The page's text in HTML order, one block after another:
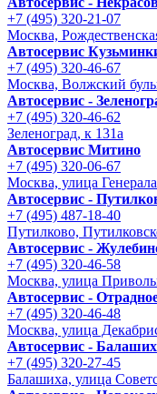
+7 (495) 320-21-07
Москва,
Автосервис
+7 (495) 320-46-67
Москва, Волжский
Автосервис -
+7 (495) 320-46-62
Зеленоград, к 131а
Автосервис Митино
+7 (495) 320-06-67
Москва, улица
Автосервис -
+7 (495) 487-18-40
Путилково,
Автосервис -
+7 (495) 320-46-58
Москва, улица
Автосервис -
+7 (495) 320-46-48
Москва, улица
Автосервис -
+7 (495) 320-27-45
Балашиха, улица